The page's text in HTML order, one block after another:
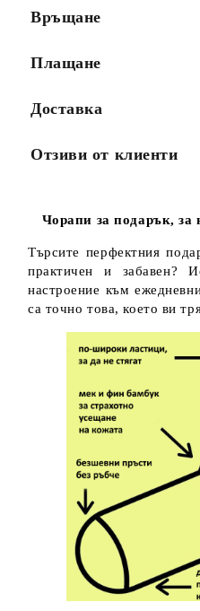
Връщане
Плащане
Доставка
Отзиви от клиенти
Чорапи за подарък,
Търсите перфектния
практичен и забавен?
настроение към
са точно това, което ви